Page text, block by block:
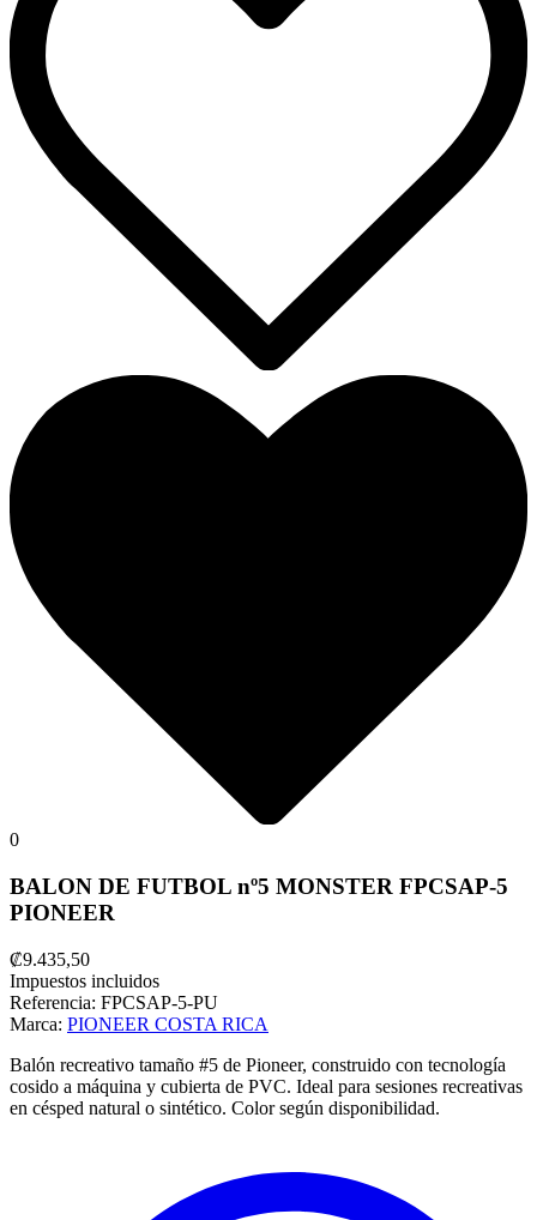
0
BALON DE FUTBOL nº5 MONSTER FPCSAP-5
PIONEER
₡9.435,50
Impuestos incluidos
Referencia: FPCSAP-5-PU
Marca: PIONEER COSTA RICA
Balón recreativo tamaño #5 de Pioneer, construido con tecnología
cosido a máquina y cubierta de PVC. Ideal para sesiones recreativas
en césped natural o sintético.​ Color según disponibilidad.